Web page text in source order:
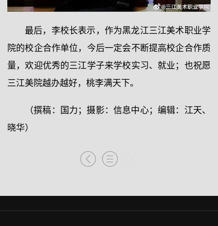
最后，李校长表示，作为黑龙江三江美术职业学
院的校企合作单位，今后一定会不断提高校企合作质
量，欢迎优秀的三江学子来学校实习、就业；也祝愿
三江美院越办越好，桃李满天下。
（撰稿：国力；摄影：信息中心；编辑：江天、
晓华）